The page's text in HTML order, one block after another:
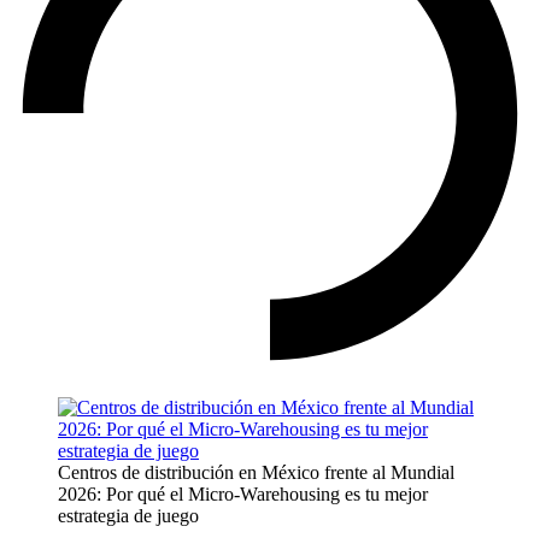
Centros de distribución en México frente al Mundial
2026: Por qué el Micro-Warehousing es tu mejor
estrategia de juego